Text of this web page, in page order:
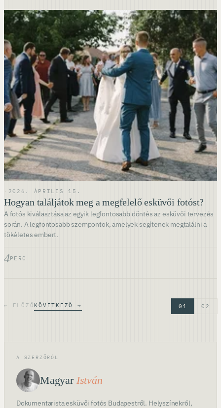
2026. ÁPRILIS 15.
Hogyan találjátok meg a megfelelő esküvői fotóst?
A fotós kiválasztása az egyik legfontosabb döntés az esküvői tervezés
során. A legfontosabb szempontok, amelyek segítenek megtalálni a
tökéletes embert.
4PERC
← ELŐZŐ KÖVETKEZŐ → 01 02
A SZERZŐRŐL
Magyar István
Dokumentarista esküvői fotós Budapestről. Helyszínekről,